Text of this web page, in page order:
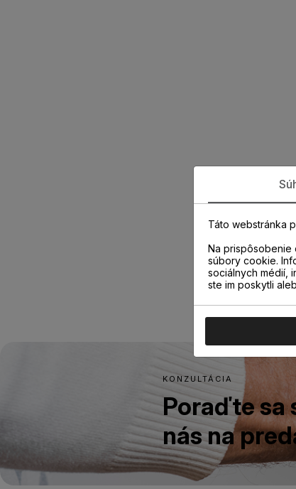
KONZULTÁCIA
Poraďte sa
nás na
Táto webstránka
Na prispôsobenie
súbory cookie.
sociálnych médií,
ste im poskytli